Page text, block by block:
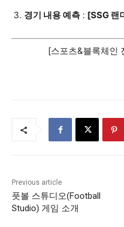
경기 내용 예측 : [SSG 랜
[스포츠&블록체인
Previous article
풋볼 스튜디오(Football
Studio) 게임 소개